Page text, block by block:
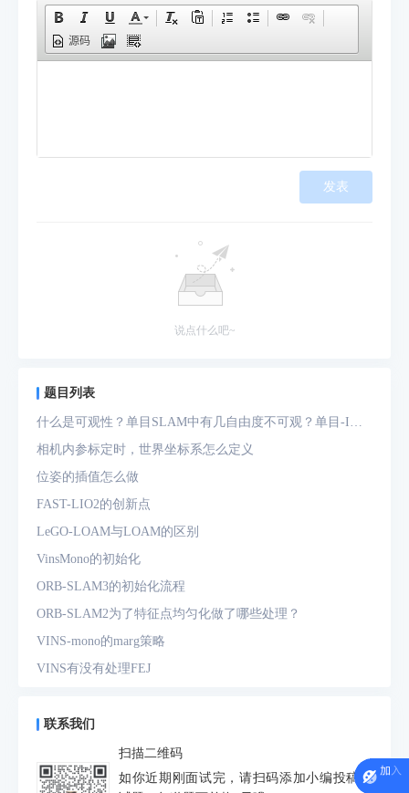
源码
发表
说点什么吧~
题目列表
什么是可观性？单目SLAM中有几自由度不可观？单目-IMU
系统中有几自由度不可观？
相机内参标定时，世界坐标系怎么定义
位姿的插值怎么做
FAST-LIO2的创新点
LeGO-LOAM与LOAM的区别
VinsMono的初始化
ORB-SLAM3的初始化流程
ORB-SLAM2为了特征点均匀化做了哪些处理？
VINS-mono的marg策略
VINS有没有处理FEJ
预积分中的bias如何处理
为什么要进行预积分
IMU测量方程是什么？噪声模型是什么？
联系我们
扫描二维码
如你近期刚面试完，请扫码添加小编投稿面